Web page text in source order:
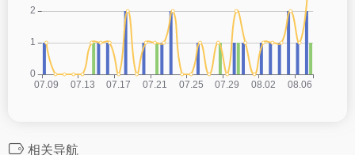
相关导航